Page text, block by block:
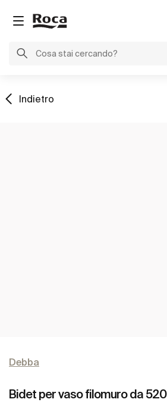
Indietro
Debba
Bidet per vaso filomuro da 520